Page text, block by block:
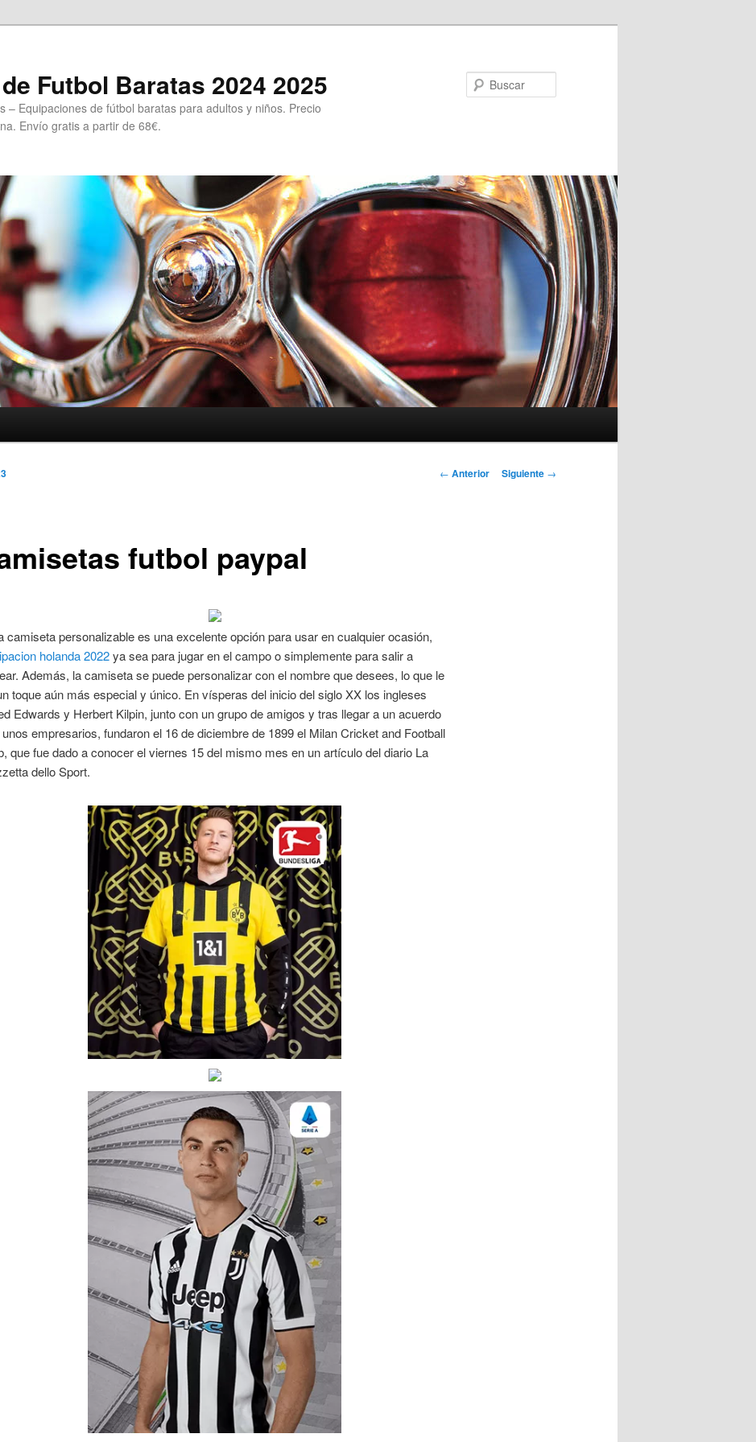
Futbol Baratas 2024 2025
– Equipaciones de fútbol baratas para adultos y niños. Precio
Envío gratis a partir de 68€.
Navegación
← Anterior Siguiente →
futbol paypal
camiseta personalizable es una excelente opción para usar en cualquier ocasión,
holanda 2022ya sea para jugar en el campo o simplemente para salir a
Además, la camiseta se puede personalizar con el nombre que desees, lo que le
toque aún más especial y único. En vísperas del inicio del siglo XX los ingleses
Edwards y Herbert Kilpin, junto con un grupo de amigos y tras llegar a un acuerdo
empresarios, fundaron el 16 de diciembre de 1899 el Milan Cricket and Football
que fue dado a conocer el viernes 15 del mismo mes en un artículo del diario La
dello Sport.